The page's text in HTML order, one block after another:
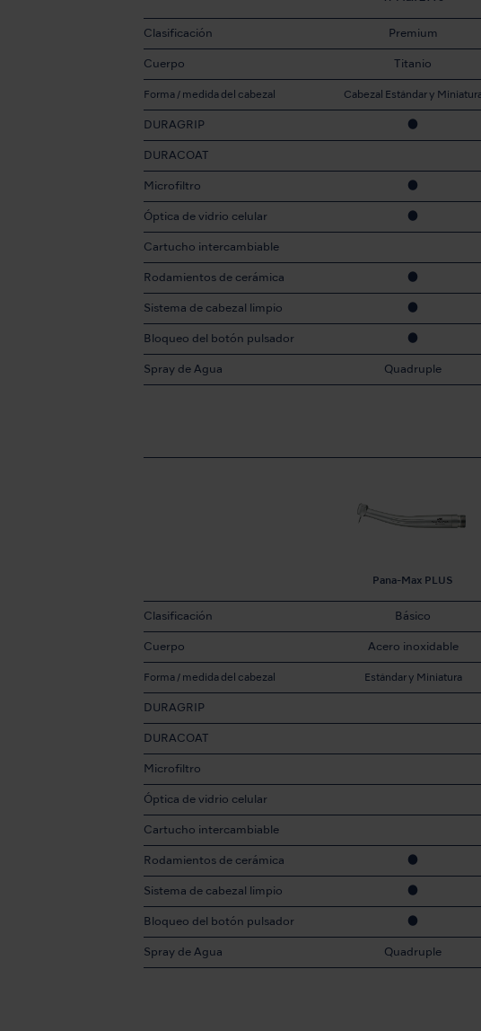
Clasificación
Cuerpo
Forma / medida del cabezal
DURAGRIP
DURACOAT
Microfiltro
Óptica de vidrio celular
Cartucho intercambiable
Rodamientos de cerámica
Sistema de cabezal limpio
Bloqueo del botón pulsador
Spray de Agua
Clasificación
Cuerpo
Forma / medida del cabezal
DURAGRIP
DURACOAT
Microfiltro
Óptica de vidrio celular
Cartucho intercambiable
Rodamientos de cerámica
Sistema de cabezal limpio
Bloqueo del botón pulsador
Spray de Agua
Premium
Titanio
Cabezal Estándar y
●
●
●
●
●
●
Quadruple
Pana-Max PLUS
Básico
Acero inoxidable
Estándar y Miniatura
●
●
●
Quadruple